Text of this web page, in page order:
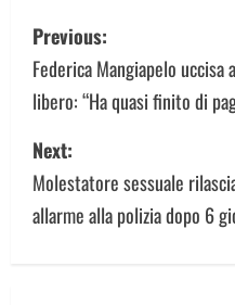
P
o
s
t
n
Previous:
Federica Mangiapelo uccisa
libero: “Ha quasi finito di
Next:
Molestatore sessuale
allarme alla polizia dopo 6